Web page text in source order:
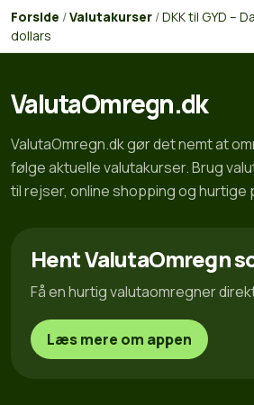
Forside /Valutakurser /DKK til GYD –
dollars
ValutaOmregn.dk
ValutaOmregn.dk gør det nemt at
følge aktuelle valutakurser. Brug
til rejser, online shopping og hurtige
Hent ValutaOmregn
Få en hurtig valutaomregner
Læs mere om appen